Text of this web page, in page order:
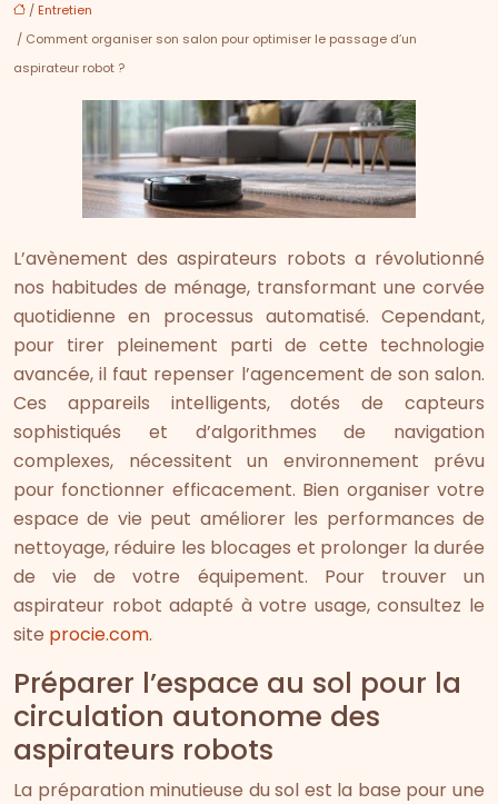
/ Entretien
/ Comment organiser son salon pour optimiser le passage d’un
aspirateur robot ?
L’avènement des aspirateurs robots a révolutionné
nos habitudes de ménage, transformant une corvée
quotidienne en processus automatisé. Cependant,
pour tirer pleinement parti de cette technologie
avancée, il faut repenser l’agencement de son salon.
Ces appareils intelligents, dotés de capteurs
sophistiqués et d’algorithmes de navigation
complexes, nécessitent un environnement prévu
pour fonctionner efficacement. Bien organiser votre
espace de vie peut améliorer les performances de
nettoyage, réduire les blocages et prolonger la durée
de vie de votre équipement. Pour trouver un
aspirateur robot adapté à votre usage, consultez le
site procie.com.
Préparer l’espace au sol pour la
circulation autonome des
aspirateurs robots
La préparation minutieuse du sol est la base pour une